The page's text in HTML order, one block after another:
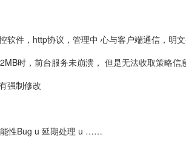
软件，http协议，管理中 心与客户端通信，明
时，前台服务未崩溃， 但是无法收取策略信
强制修改
性Bug u 延期处理 u ……